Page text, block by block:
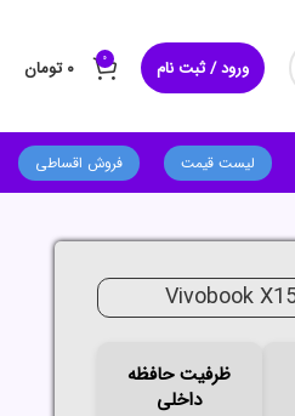
ورود / ثبت نام 0 ۰ تومان
لیست قیمت فروش اقساطی
ظرفیت حافظه
داخلی